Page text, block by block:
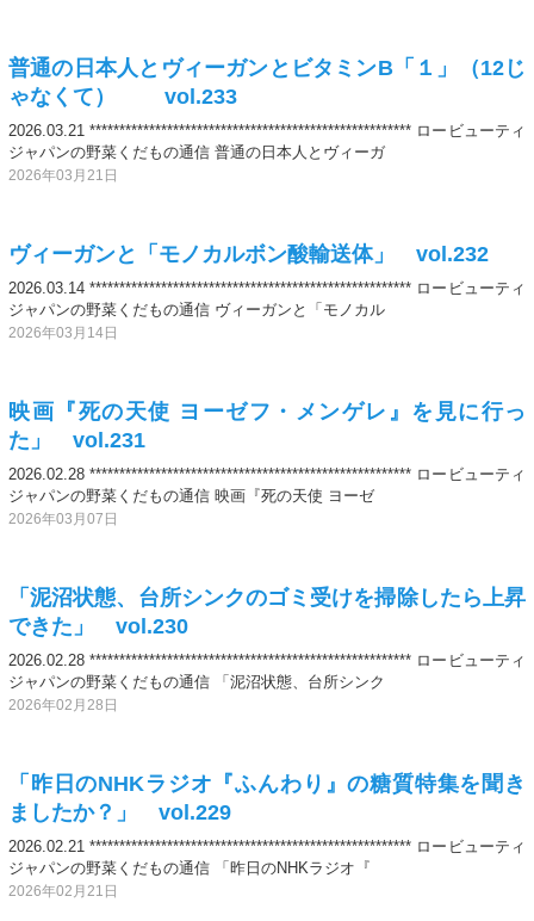
普通の日本人とヴィーガンとビタミンB「１」（12じ
ゃなくて） vol.233
2026.03.21 ****************************************************** ロービューティ
ジャパンの野菜くだもの通信 普通の日本人とヴィーガ
2026年03月21日
ヴィーガンと「モノカルボン酸輸送体」 vol.232
2026.03.14 ****************************************************** ロービューティ
ジャパンの野菜くだもの通信 ヴィーガンと「モノカル
2026年03月14日
映画『死の天使 ヨーゼフ・メンゲレ』を見に行っ
た」 vol.231
2026.02.28 ****************************************************** ロービューティ
ジャパンの野菜くだもの通信 映画『死の天使 ヨーゼ
2026年03月07日
「泥沼状態、台所シンクのゴミ受けを掃除したら上昇
できた」 vol.230
2026.02.28 ****************************************************** ロービューティ
ジャパンの野菜くだもの通信 「泥沼状態、台所シンク
2026年02月28日
「昨日のNHKラジオ『ふんわり』の糖質特集を聞き
ましたか？」 vol.229
2026.02.21 ****************************************************** ロービューティ
ジャパンの野菜くだもの通信 「昨日のNHKラジオ『
2026年02月21日